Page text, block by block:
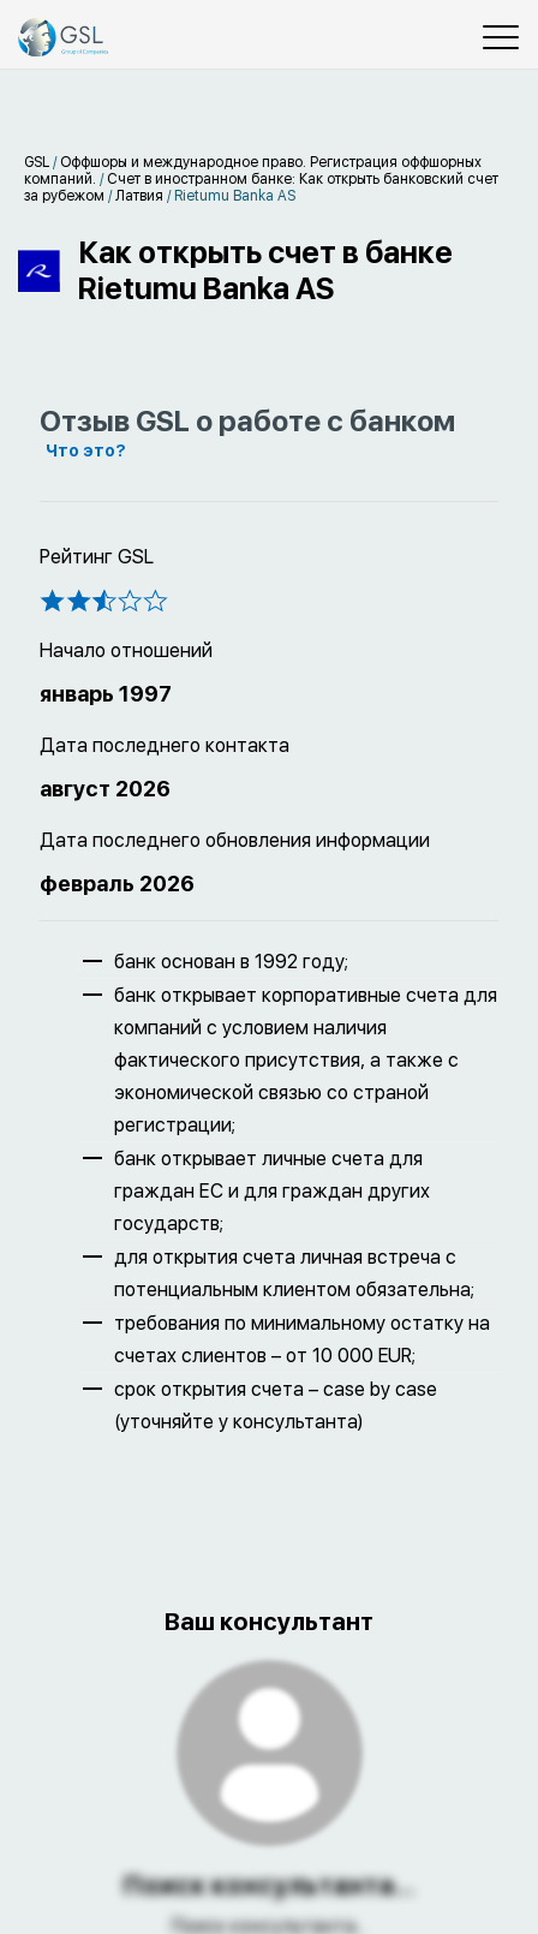
GSL / Оффшоры и международное право. Регистрация оффшорных
компаний. / Счет в иностранном банке: Как открыть банковский счет
за рубежом /Латвия / Rietumu Banka AS
Как открыть счет в банке
Rietumu Banka AS
Отзыв GSL о работе с банком
Что это?
Рейтинг GSL
Начало отношений
январь 1997
Дата последнего контакта
август 2026
Дата последнего обновления информации
февраль 2026
банк основан в 1992 году;
банк открывает корпоративные счета для
компаний с условием наличия
фактического присутствия, а также с
экономической связью со страной
регистрации;
банк открывает личные счета для
граждан ЕС и для граждан других
государств;
для открытия счета личная встреча с
потенциальным клиентом обязательна;
требования по минимальному остатку на
счетах слиентов – от 10 000 EUR;
срок открытия счета – case by case
(уточняйте у консультанта)
Ваш консультант
Поиск консультанта...
Поиск консультанта...